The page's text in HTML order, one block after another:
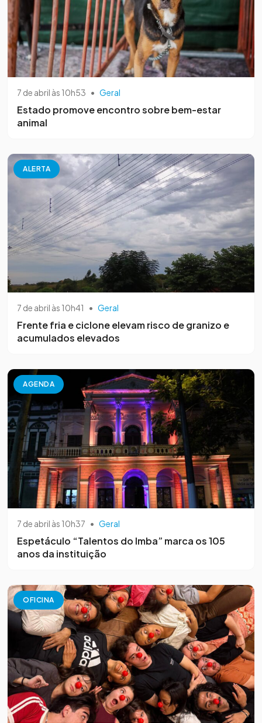
7 de abril às 10h53 • Geral
Estado promove encontro sobre bem-estar
animal
ALERTA
7 de abril às 10h41 • Geral
Frente fria e ciclone elevam risco de granizo e
acumulados elevados
AGENDA
7 de abril às 10h37 • Geral
Espetáculo “Talentos do Imba” marca os 105
anos da instituição
OFICINA